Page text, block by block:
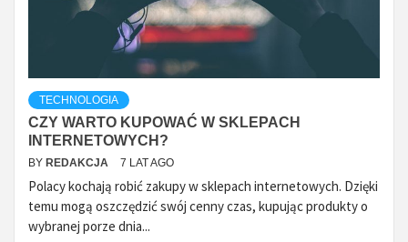
TECHNOLOGIA
CZY WARTO KUPOWAĆ W SKLEPACH
INTERNETOWYCH?
BY REDAKCJA 7 LAT AGO
Polacy kochają robić zakupy w sklepach internetowych. Dzięki
temu mogą oszczędzić swój cenny czas, kupując produkty o
wybranej porze dnia...